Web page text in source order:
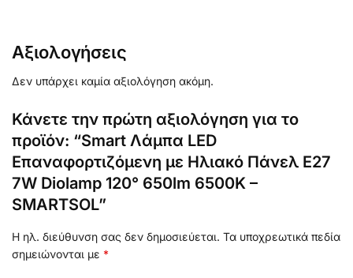
Αξιολογήσεις
Δεν υπάρχει καμία αξιολόγηση ακόμη.
Κάνετε την πρώτη αξιολόγηση για το
προϊόν: “Smart Λάμπα LED
Επαναφορτιζόμενη με Ηλιακό Πάνελ E27
7W Diolamp 120° 650lm 6500K –
SMARTSOL”
Η ηλ. διεύθυνση σας δεν δημοσιεύεται. Τα υποχρεωτικά πεδία
σημειώνονται με *